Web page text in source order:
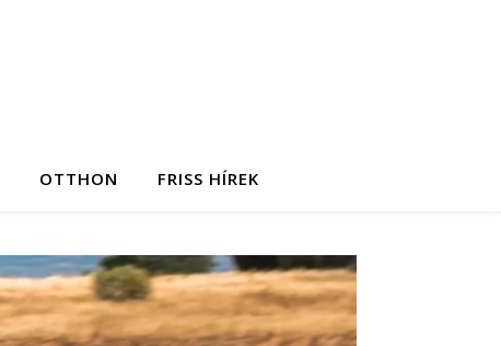
OTTHON FRISS HÍREK